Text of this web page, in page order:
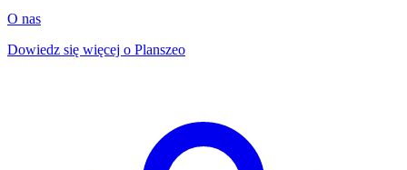
O nas
Dowiedz się więcej o Planszeo